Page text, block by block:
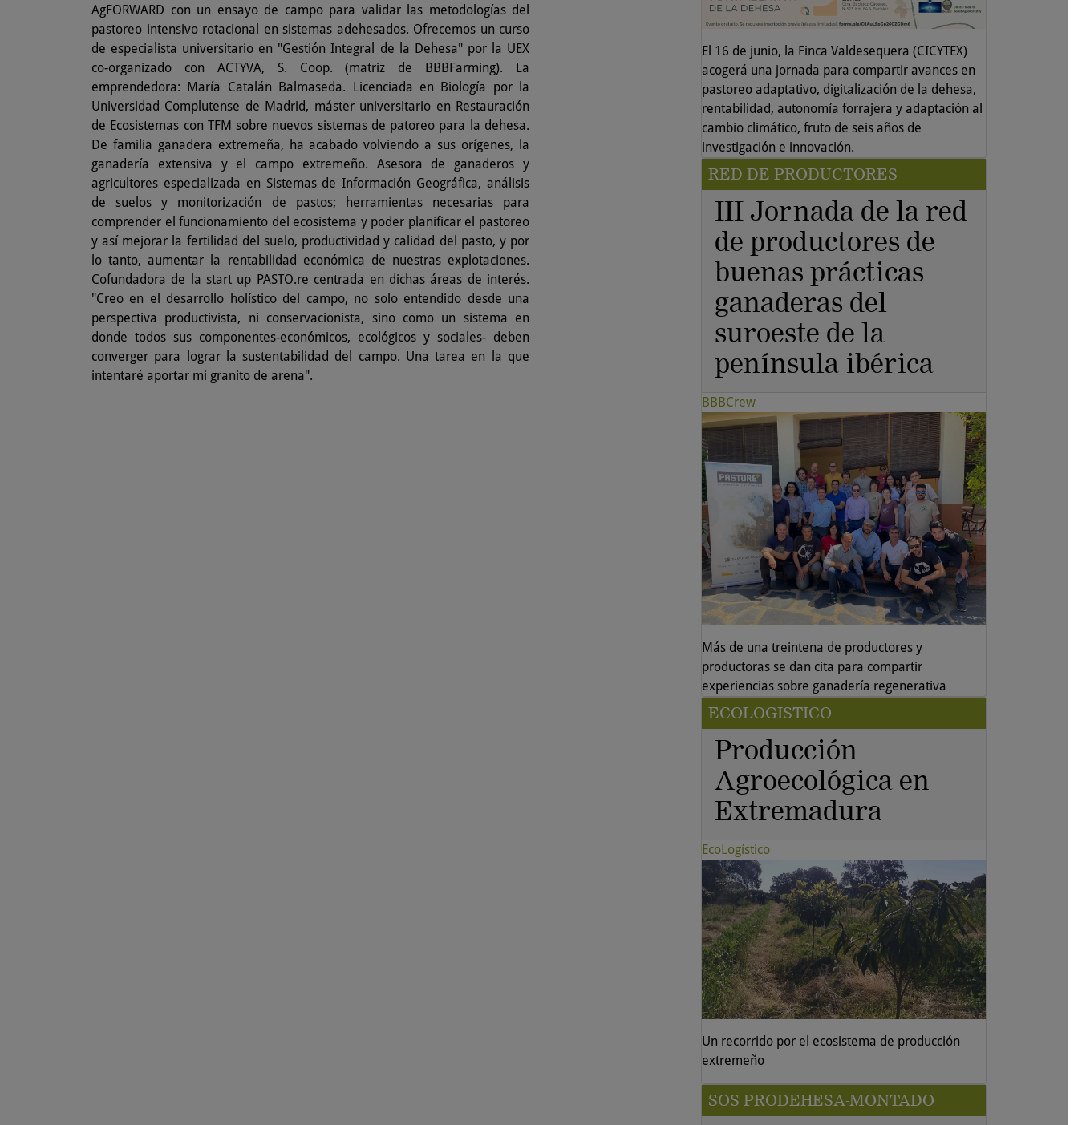
AgFORWARD con un ensayo de campo para validar las metodologías del
pastoreo intensivo rotacional en sistemas adehesados. Ofrecemos un curso
de especialista universitario en "Gestión Integral de la Dehesa" por la UEX
co-organizado con ACTYVA, S. Coop. (matriz de BBBFarming). La
emprendedora: María Catalán Balmaseda. Licenciada en Biología por la
Universidad Complutense de Madrid, máster universitario en Restauración
de Ecosistemas con TFM sobre nuevos sistemas de patoreo para la dehesa.
De familia ganadera extremeña, ha acabado volviendo a sus orígenes, la
ganadería extensiva y el campo extremeño. Asesora de ganaderos y
agricultores especializada en Sistemas de Información Geográfica, análisis
de suelos y monitorización de pastos; herramientas necesarias para
comprender el funcionamiento del ecosistema y poder planificar el pastoreo
y así mejorar la fertilidad del suelo, productividad y calidad del pasto, y por
lo tanto, aumentar la rentabilidad económica de nuestras explotaciones.
Cofundadora de la start up PASTO.re centrada en dichas áreas de interés.
"Creo en el desarrollo holístico del campo, no solo entendido desde una
perspectiva productivista, ni conservacionista, sino como un sistema en
donde todos sus componentes-económicos, ecológicos y sociales- deben
converger para lograr la sustentabilidad del campo. Una tarea en la que
intentaré aportar mi granito de arena".
El 16 de junio, la Finca Valdesequera (CICYTEX)
acogerá una jornada para compartir avances en
pastoreo adaptativo, digitalización de la dehesa,
rentabilidad, autonomía forrajera y adaptación al
cambio climático, fruto de seis años de
investigación e innovación.
RED DE PRODUCTORES
III Jornada de la red
de productores de
buenas prácticas
ganaderas del
suroeste de la
península ibérica
BBBCrew
Más de una treintena de productores y
productoras se dan cita para compartir
experiencias sobre ganadería regenerativa
ECOLOGISTICO
Producción
Agroecológica en
Extremadura
EcoLogístico
Un recorrido por el ecosistema de producción
extremeño
SOS PRODEHESA-MONTADO